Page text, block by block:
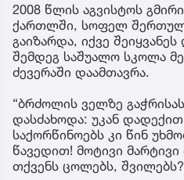
2008 წლის აგვისტოს
ქართლში, სოფელ
გაიზარდა, იქვე
შემდეგ საშუალო სკოლა
ძევერაში დაამთავრა.
“ბრძოლის ველზე
დასძახოდა: უკან
საქორწინოებს კი წინ
წავედით! მოტივი მარტივი
თქვენს ცოლებს, შვილებს?